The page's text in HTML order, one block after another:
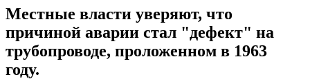
Местные власти уверяют, что
причиной аварии стал "дефект" на
трубопроводе, проложенном в 1963
году.